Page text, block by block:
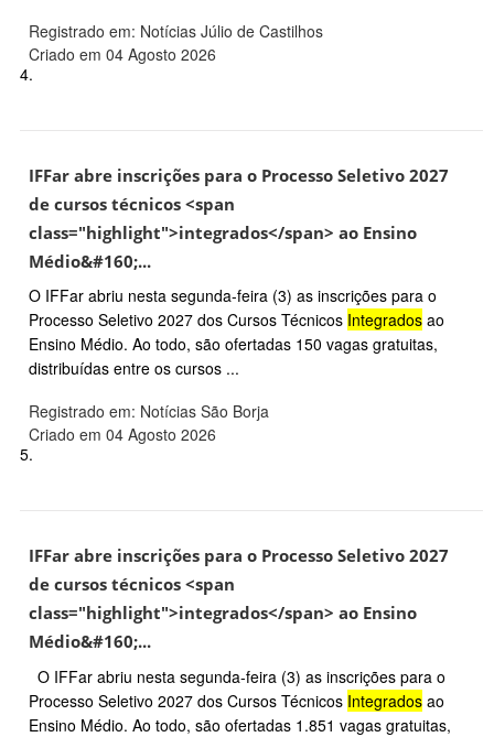
Registrado em: Notícias Júlio de Castilhos
Criado em 04 Agosto 2026
4.
IFFar abre inscrições para o Processo Seletivo 2027
de cursos técnicos <span
class="highlight">integrados</span> ao Ensino
Médio&#160;...
O IFFar abriu nesta segunda-feira (3) as inscrições para o
Processo Seletivo 2027 dos Cursos Técnicos Integrados ao
Ensino Médio. Ao todo, são ofertadas 150 vagas gratuitas,
distribuídas entre os cursos ...
Registrado em: Notícias São Borja
Criado em 04 Agosto 2026
5.
IFFar abre inscrições para o Processo Seletivo 2027
de cursos técnicos <span
class="highlight">integrados</span> ao Ensino
Médio&#160;...
O IFFar abriu nesta segunda-feira (3) as inscrições para o
Processo Seletivo 2027 dos Cursos Técnicos Integrados ao
Ensino Médio. Ao todo, são ofertadas 1.851 vagas gratuitas,